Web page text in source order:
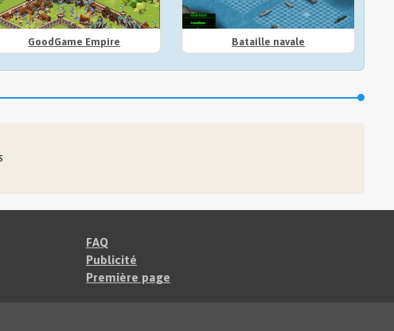
GoodGame Empire Bataille navale
FAQ
Publicité
Première page